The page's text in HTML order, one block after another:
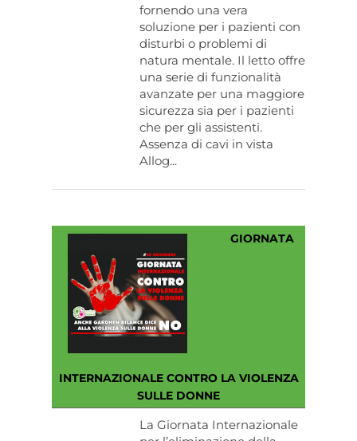
fornendo una vera
soluzione per i pazienti con
disturbi o problemi di
natura mentale. Il letto offre
una serie di funzionalità
avanzate per una maggiore
sicurezza sia per i pazienti
che per gli assistenti.
Assenza di cavi in vista
Allog...
GIORNATA
INTERNAZIONALE CONTRO LA VIOLENZA
SULLE DONNE
La Giornata Internazionale